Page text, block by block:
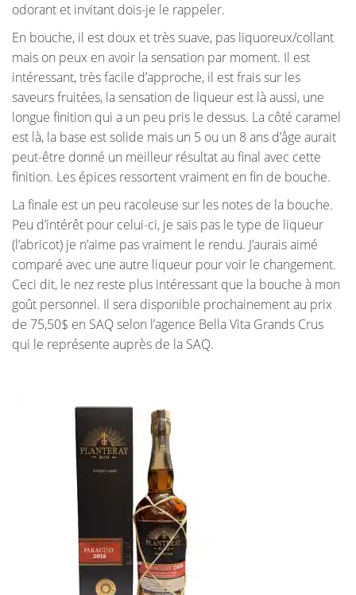
odorant et invitant dois-je le rappeler.
En bouche, il est doux et très suave, pas liquoreux/collant
mais on peux en avoir la sensation par moment. Il est
intéressant, très facile d’approche, il est frais sur les
saveurs fruitées, la sensation de liqueur est là aussi, une
longue finition qui a un peu pris le dessus. La côté caramel
est là, la base est solide mais un 5 ou un 8 ans d’âge aurait
peut-être donné un meilleur résultat au final avec cette
finition. Les épices ressortent vraiment en fin de bouche.
La finale est un peu racoleuse sur les notes de la bouche.
Peu d’intérêt pour celui-ci, je sais pas le type de liqueur
(l’abricot) je n’aime pas vraiment le rendu. J’aurais aimé
comparé avec une autre liqueur pour voir le changement.
Ceci dit, le nez reste plus intéressant que la bouche à mon
goût personnel. Il sera disponible prochainement au prix
de 75,50$ en SAQ selon l’agence Bella Vita Grands Crus
qui le représente auprès de la SAQ.